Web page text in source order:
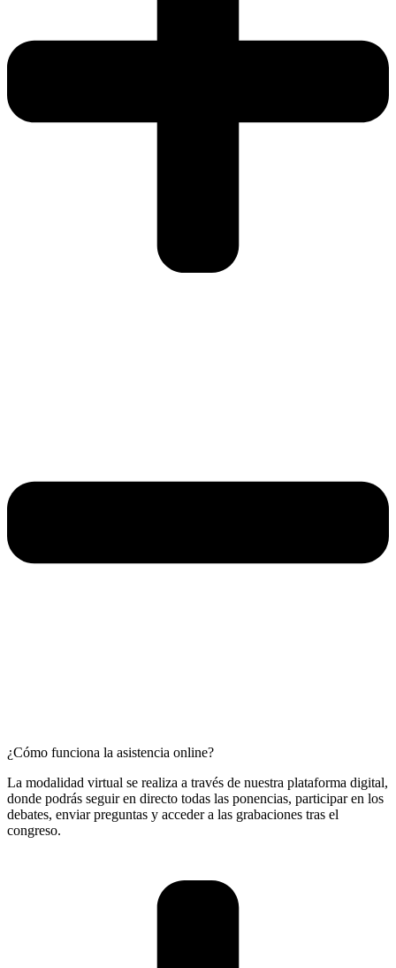
¿Cómo funciona la asistencia online?
La modalidad virtual se realiza a través de nuestra plataforma digital,
donde podrás seguir en directo todas las ponencias, participar en los
debates, enviar preguntas y acceder a las grabaciones tras el
congreso.